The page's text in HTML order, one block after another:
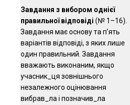
Завдання з вибором однієї
правильної відповіді (№ 1–16).
Завдання має основу та п’ять
варіантів відповіді, з яких лише
один правильний. Завдання
вважають виконаним, якщо
учасник_ця зовнішнього
незалежного оцінювання
вибрав_ла і позначив_ла